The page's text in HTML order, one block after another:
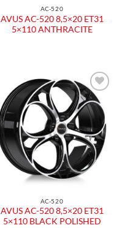
AC-520
AVUS AC-520 8,5×20 ET31
5×110 ANTHRACITE
Aggiungi
alla lista
dei
desideri
AC-520
AVUS AC-520 8,5×20 ET31
5×110 BLACK POLISHED